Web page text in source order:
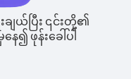
ယ်ပြီး ၎င်းတို့၏
၍ ဖုန်းခေါ်ပါ